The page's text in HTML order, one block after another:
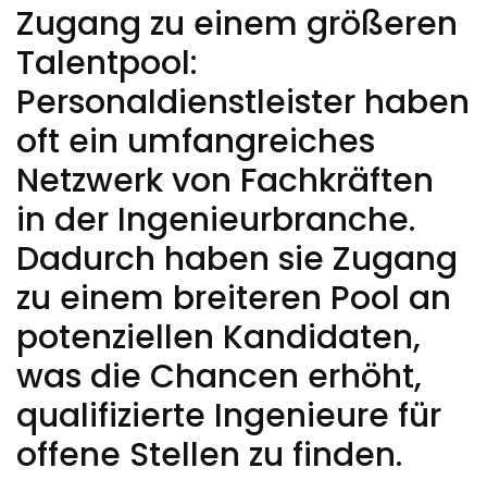
Zugang zu einem größeren
Talentpool:
Personaldienstleister haben
oft ein umfangreiches
Netzwerk von Fachkräften
in der Ingenieurbranche.
Dadurch haben sie Zugang
zu einem breiteren Pool an
potenziellen Kandidaten,
was die Chancen erhöht,
qualifizierte Ingenieure für
offene Stellen zu finden.